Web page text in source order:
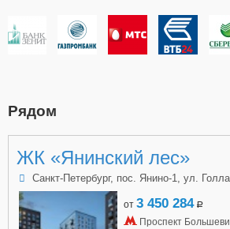
Рядом
ЖК «Янинский лес»
Санкт-Петербург, пос. Янино-1, ул.
от 3 450 284 a
Проспект